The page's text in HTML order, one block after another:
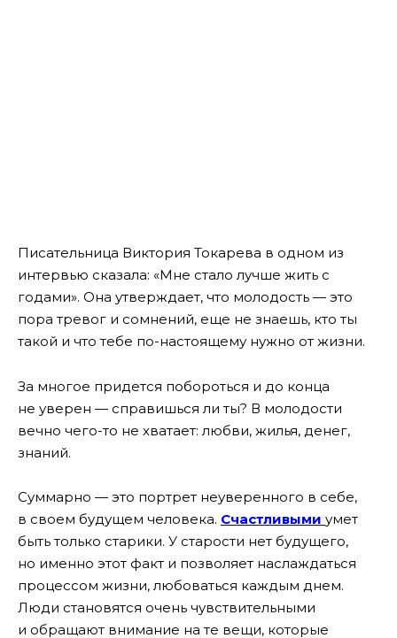
Писательница Виктория Токарева в одном из
интервью сказала: «Мне стало лучше жить с
годами». Она утверждает, что молодость — это
пора тревог и сомнений, еще не знаешь, кто ты
такой и что тебе по-настоящему нужно от жизни.
За многое придется побороться и до конца
не уверен — справишься ли ты? В молодости
вечно чего-то не хватает: любви, жилья, денег,
знаний.
Суммарно — это портрет неуверенного в себе,
в своем будущем человека. Счастливыми умет
быть только старики. У старости нет будущего,
но именно этот факт и позволяет наслаждаться
процессом жизни, любоваться каждым днем.
Люди становятся очень чувствительными
и обращают внимание на те вещи, которые